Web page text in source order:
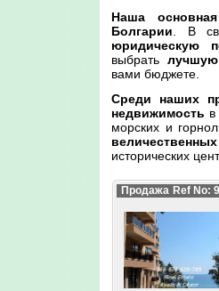
Наша основная
Болгарии . В
юридическую
выбрать
вами бюджете.
Среди наших
недвижимость
морских и
исторических
Продажа Ref No: